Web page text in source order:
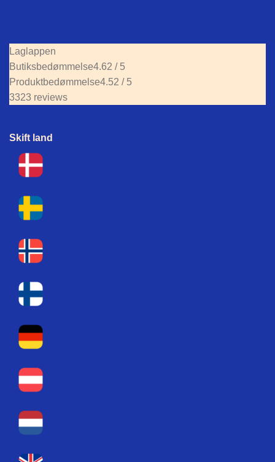
Laglappen
Butiksbedømmelse4.62 / 5
Produktbedømmelse4.52 / 5
3323 reviews
Skift land